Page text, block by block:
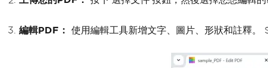
編輯PDF： 使用編輯工具新增文字、圖片、形狀和註釋